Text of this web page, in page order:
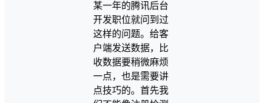
某一年的腾讯后台
开发职位就问到过
这样的问题。给客
户端发送数据，比
收数据要稍微麻烦
一点，也是需要讲
点技巧的。首先我